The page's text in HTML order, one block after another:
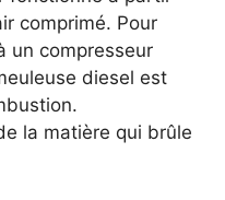
comprimé. Pour
un compresseur
diesel est
la matière qui brûle